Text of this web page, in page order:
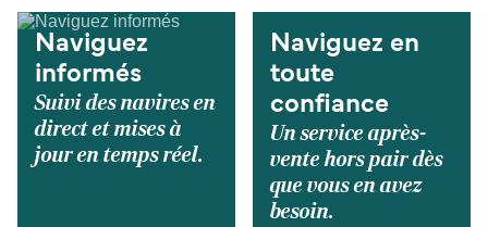
Naviguez
informés
Suivi des navires en
direct et mises à
jour en temps réel.
Naviguez en
toute
confiance
Un service après-
vente hors pair dès
que vous en avez
besoin.